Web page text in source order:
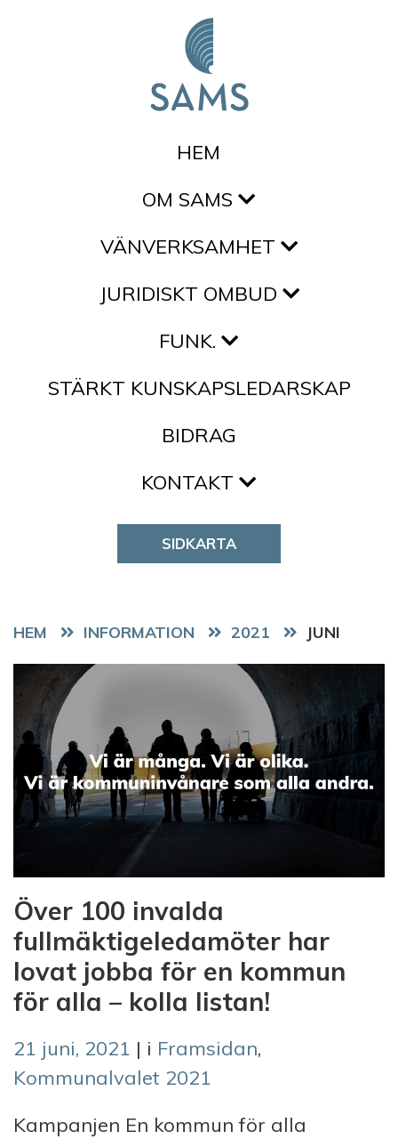
HEM
OM SAMS
VÄNVERKSAMHET
JURIDISKT OMBUD
FUNK.
STÄRKT KUNSKAPSLEDARSKAP
BIDRAG
KONTAKT
SIDKARTA
HEM 2021 JUNI
Över 100 invalda
fullmäktigeledamöter har
lovat jobba för en kommun
för alla – kolla listan!
21 juni, 2021 | i Framsidan,
Kommunalvalet 2021
Kampanjen En kommun för alla